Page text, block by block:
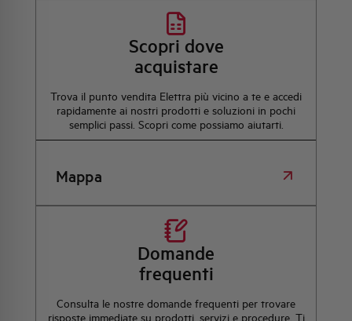
Scopri dove
acquistare
Trova il punto vendita Elettra più vicino a te e accedi
rapidamente ai nostri prodotti e soluzioni in pochi
semplici passi. Scopri come possiamo aiutarti.
Mappa
Domande
frequenti
Consulta le nostre domande frequenti per trovare
risposte immediate su prodotti, servizi e procedure. Ti